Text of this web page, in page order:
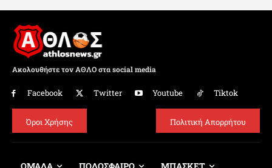
Ακολουθήστε τον ΑΘΛΟ στα social media
Facebook Twitter Youtube Tiktok
Όροι Χρήσης Πολιτική Απορρήτου